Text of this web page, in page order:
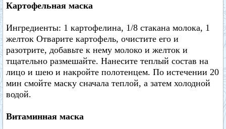
Картофельная маска
Ингредиенты: 1 картофелина, 1/8 стакана молока, 1
желток Отварите картофель, очистите его и
разотрите, добавьте к нему молоко и желток и
тщательно размешайте. Нанесите теплый состав на
лицо и шею и накройте полотенцем. По истечении 20
мин смойте маску сначала теплой, а затем холодной
водой.
Витаминная маска